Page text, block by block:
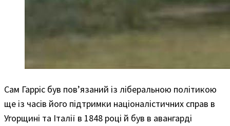
Сам Гарріс був пов’язаний із ліберальною політикою
ще із часів його підтримки націоналістичних справ в
Угорщині та Італії в 1848 році й був в авангарді